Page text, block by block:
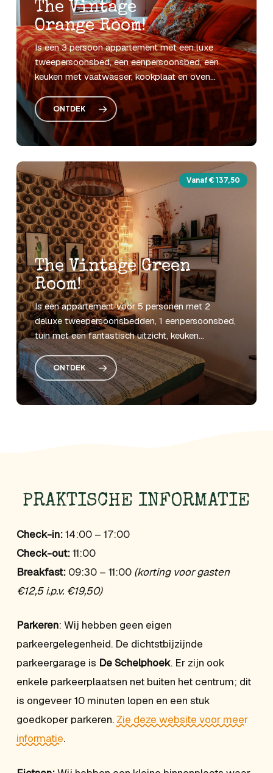
The Vintage
Orange Room!
Is een 3 persoon appartement met een luxe
tweepersoonsbed, een eenpersoonsbed, een
keuken met vaatwasser, kookplaat en oven...
ONTDEK
Vanaf € 137,50
The Vintage Green
Room!
Is een appartement voor 5 personen met 2
deluxe tweepersoonsbedden, 1 eenpersoonsbed,
tuin met een fantastisch uitzicht, keuken...
ONTDEK
PRAKTISCHE INFORMATIE
Check-in:14:00 – 17:00
Check-out:11:00
Breakfast: 09:30 – 11:00 (korting voor gasten
€12,5 i.p.v. €19,50)
Parkeren: Wij hebben geen eigen
parkeergelegenheid. De dichtstbijzijnde
parkeergarage is De Schelphoek. Er zijn ook
enkele parkeerplaatsen net buiten het centrum; dit
is ongeveer 10 minuten lopen en een stuk
goedkoper parkeren. Zie deze website voor meer
informatie.